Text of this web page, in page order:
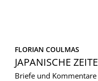
FLORIAN COULMAS
JAPANISCHE
Briefe und Kommentare